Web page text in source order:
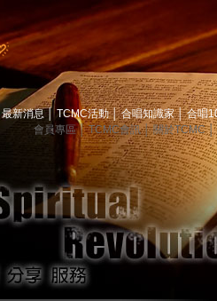
最新消息 TCMC活動│ 合唱知識家│ 合唱
會員專區│ TCMC會訊│ 關於TCMC│